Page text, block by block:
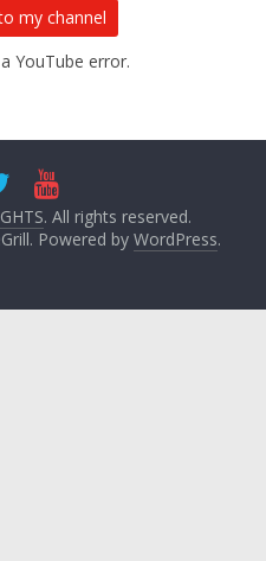
my channel
YouTube error.
. All rights reserved.
Powered by WordPress.